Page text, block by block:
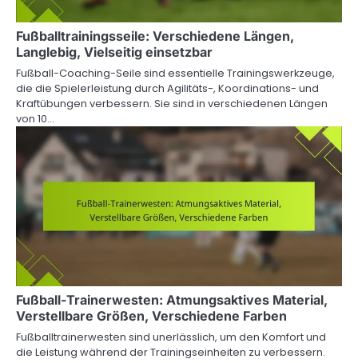
Fußballtrainingsseile: Verschiedene Längen,
Langlebig, Vielseitig einsetzbar
Fußball-Coaching-Seile sind essentielle Trainingswerkzeuge,
die die Spielerleistung durch Agilitäts-, Koordinations- und
Kraftübungen verbessern. Sie sind in verschiedenen Längen
von 10…
Fußball-Trainerwesten: Atmungsaktives Material,
Verstellbare Größen, Verschiedene Farben
Fußballtrainerwesten sind unerlässlich, um den Komfort und
die Leistung während der Trainingseinheiten zu verbessern.